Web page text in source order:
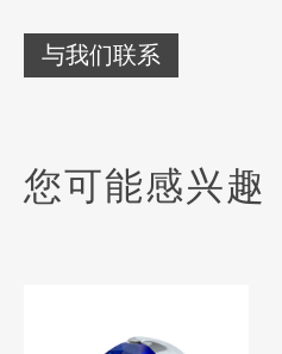
与我们联系
您可能感兴趣